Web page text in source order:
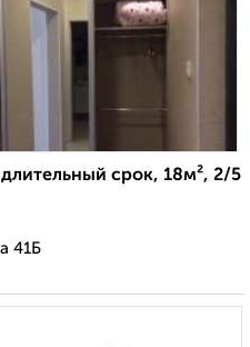
срок, 18м², 2/5
41Б